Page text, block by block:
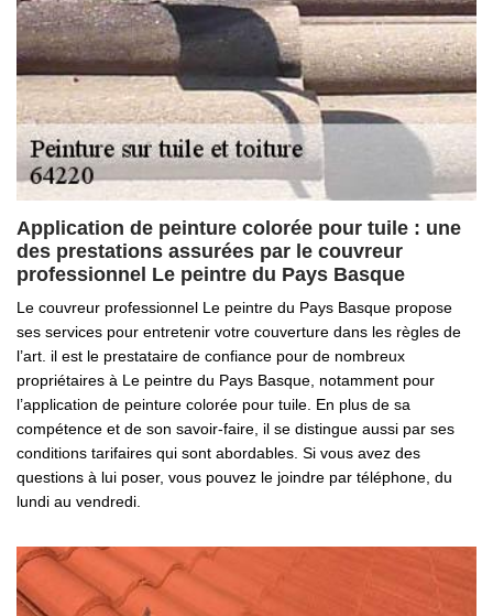
Application de peinture colorée pour tuile : une
des prestations assurées par le couvreur
professionnel Le peintre du Pays Basque
Le couvreur professionnel Le peintre du Pays Basque propose
ses services pour entretenir votre couverture dans les règles de
l’art. il est le prestataire de confiance pour de nombreux
propriétaires à Le peintre du Pays Basque, notamment pour
l’application de peinture colorée pour tuile. En plus de sa
compétence et de son savoir-faire, il se distingue aussi par ses
conditions tarifaires qui sont abordables. Si vous avez des
questions à lui poser, vous pouvez le joindre par téléphone, du
lundi au vendredi.